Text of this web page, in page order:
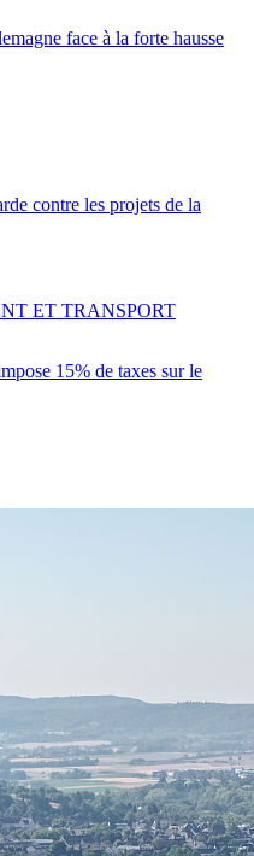
face à la forte hausse
contre les projets de la
15% de taxes sur le
ET TRANSPORT